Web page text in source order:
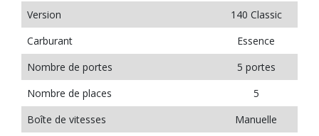
Version
140 Classic
Carburant
Essence
Nombre de portes
5 portes
Nombre de places
5
Boîte de vitesses
Manuelle